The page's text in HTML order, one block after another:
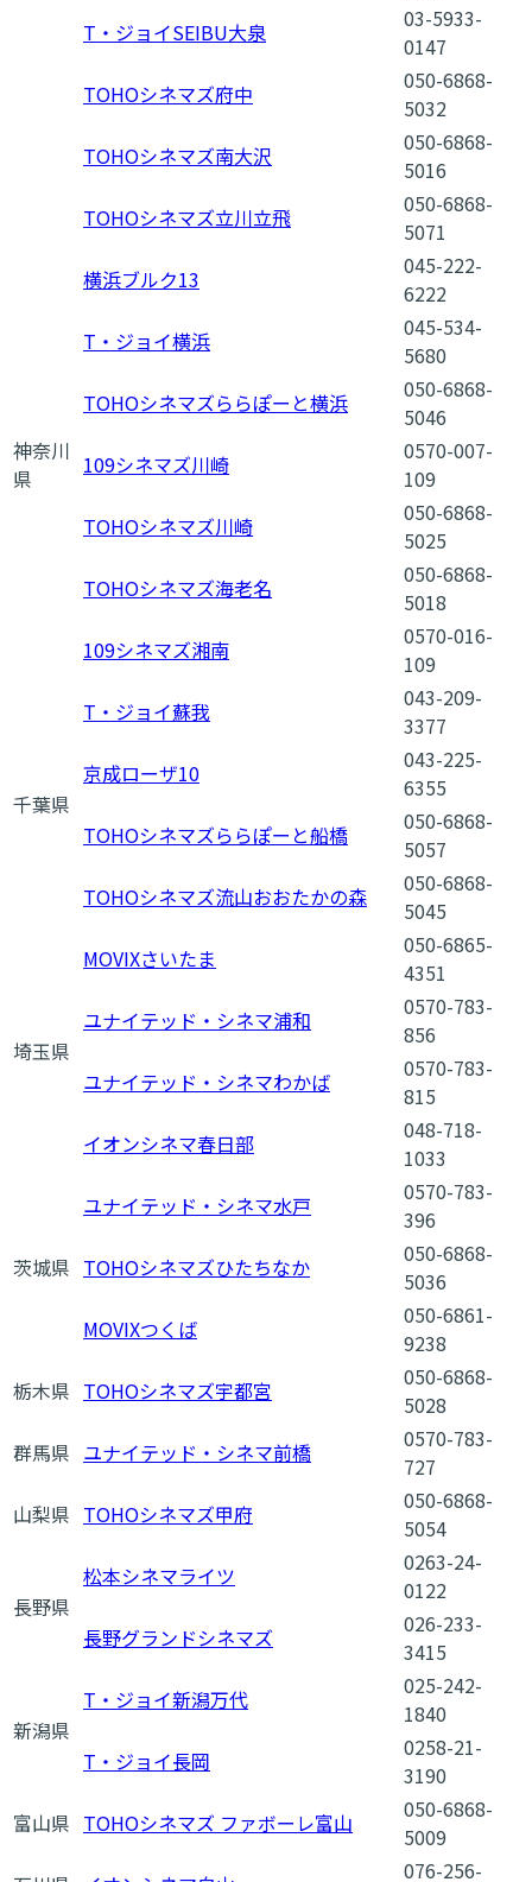
T・ジョイSEIBU大泉
03-5933-
0147
TOHOシネマズ府中
050-6868-
5032
TOHOシネマズ南大沢
050-6868-
5016
TOHOシネマズ立川立飛
050-6868-
5071
神奈川
県
横浜ブルク13
045-222-
6222
T・ジョイ横浜
045-534-
5680
TOHOシネマズららぽーと横浜
050-6868-
5046
109シネマズ川崎
0570-007-
109
TOHOシネマズ川崎
050-6868-
5025
TOHOシネマズ海老名
050-6868-
5018
109シネマズ湘南
0570-016-
109
千葉県
T・ジョイ蘇我
043-209-
3377
京成ローザ10
043-225-
6355
TOHOシネマズららぽーと船橋
050-6868-
5057
TOHOシネマズ流山おおたかの森
050-6868-
5045
埼玉県
MOVIXさいたま
050-6865-
4351
ユナイテッド・シネマ浦和
0570-783-
856
ユナイテッド・シネマわかば
0570-783-
815
イオンシネマ春日部
048-718-
1033
茨城県
ユナイテッド・シネマ水戸
0570-783-
396
TOHOシネマズひたちなか
050-6868-
5036
MOVIXつくば
050-6861-
9238
栃木県 TOHOシネマズ宇都宮
050-6868-
5028
群馬県 ユナイテッド・シネマ前橋
0570-783-
727
山梨県 TOHOシネマズ甲府
050-6868-
5054
長野県
松本シネマライツ
0263-24-
0122
長野グランドシネマズ
026-233-
3415
新潟県
T・ジョイ新潟万代
025-242-
1840
T・ジョイ長岡
0258-21-
3190
富山県 TOHOシネマズ ファボーレ富山
050-6868-
5009
076-256-